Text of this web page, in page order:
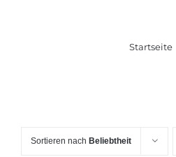
Startseite
Sortieren nach Beliebtheit